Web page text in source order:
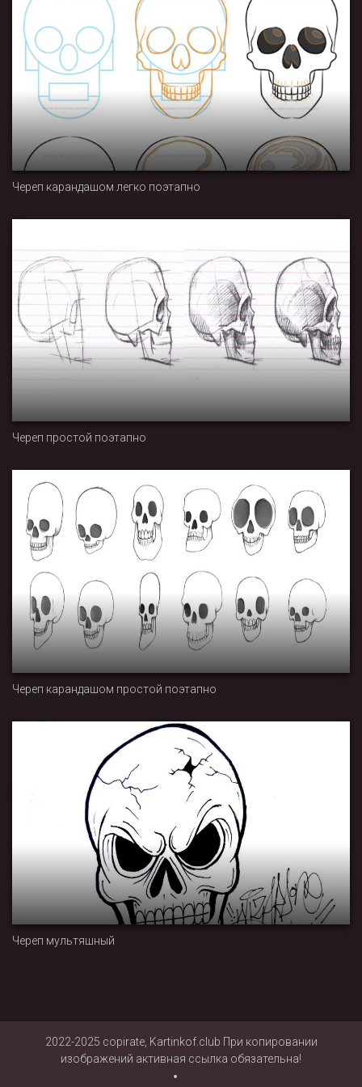
Череп карандашом легко поэтапно
Череп простой поэтапно
Череп карандашом простой поэтапно
Череп мультяшный
2022-2025 copirate, Kartinkof.club При копировании
изображений активная ссылка обязательна!